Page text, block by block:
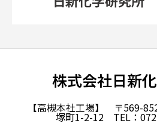
株式会社日新
【高槻本社工場】 〒569-
塚町1-2-12 TEL：